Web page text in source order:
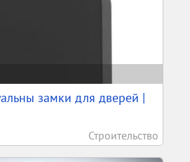
замки для дверей |
Строительство